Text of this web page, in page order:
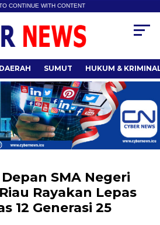
CONTINUE WITH CONTENT
DAERAH SUMUT HUKUM &
SMA Negeri
Rayakan Lepas
12 Generasi 25